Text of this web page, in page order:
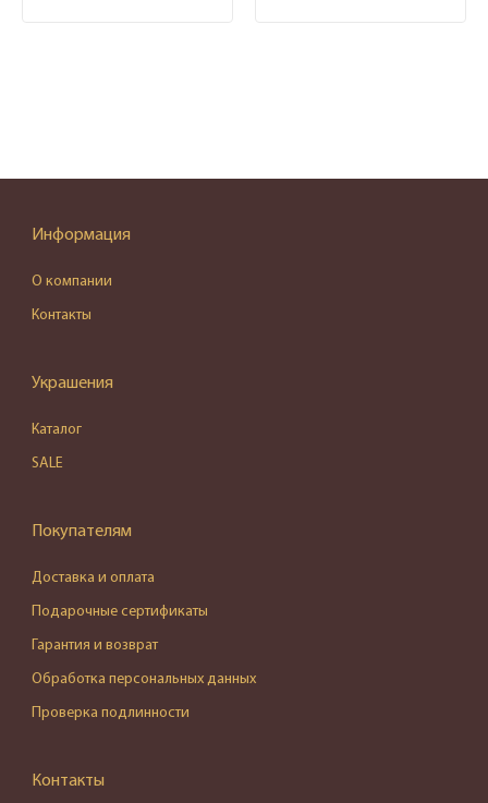
Информация
О компании
Контакты
Украшения
Каталог
SALE
Покупателям
Доставка и оплата
Подарочные сертификаты
Гарантия и возврат
Обработка персональных данных
Проверка подлинности
Контакты